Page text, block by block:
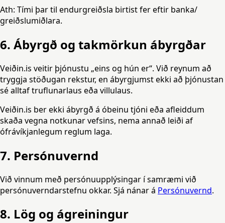
Ath: Tími þar til endurgreiðsla birtist fer eftir banka/
greiðslumiðlara.
6. Ábyrgð og takmörkun ábyrgðar
Veiðin.is veitir þjónustu „eins og hún er“. Við reynum að
tryggja stöðugan rekstur, en ábyrgjumst ekki að þjónustan
sé alltaf truflunarlaus eða villulaus.
Veiðin.is ber ekki ábyrgð á óbeinu tjóni eða afleiddum
skaða vegna notkunar vefsins, nema annað leiði af
ófrávíkjanlegum reglum laga.
7. Persónuvernd
Við vinnum með persónuupplýsingar í samræmi við
persónuverndarstefnu okkar. Sjá nánar á Persónuvernd.
8. Lög og ágreiningur